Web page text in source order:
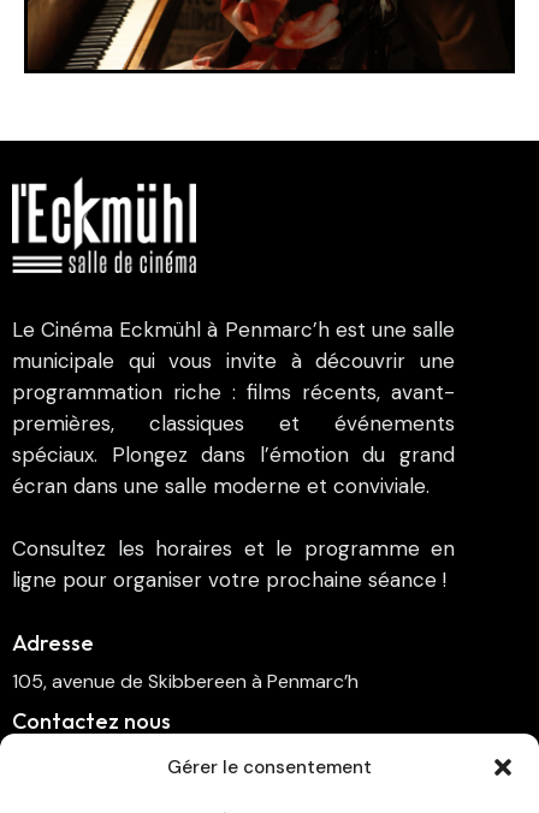
Gérer le consentement
Le Cinéma Eckmühl à Penmarc’h est une salle
municipale qui vous invite à découvrir une
programmation riche : films récents, avant-
premières, classiques et événements
spéciaux. Plongez dans l’émotion du grand
écran dans une salle moderne et conviviale.
Consultez les horaires et le programme en
ligne pour organiser votre prochaine séance !
Adresse
105, avenue de Skibbereen à Penmarc’h
Contactez nous
cinema.penmarch@orange.fr